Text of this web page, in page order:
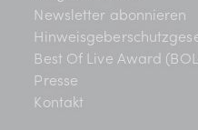
Newsletter abonnieren
Best Of Live Award
Presse
Kontakt